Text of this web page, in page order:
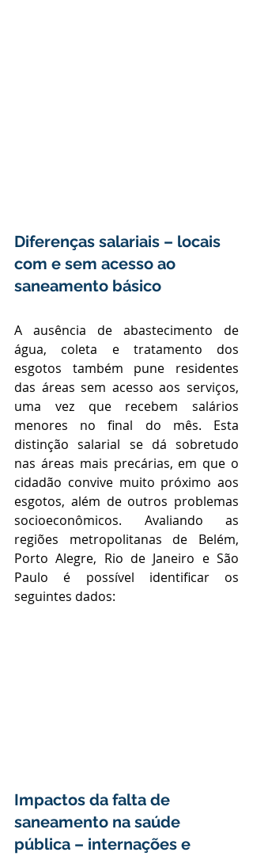
Diferenças salariais – locais
com e sem acesso ao
saneamento básico
A ausência de abastecimento de
água, coleta e tratamento dos
esgotos também pune residentes
das áreas sem acesso aos serviços,
uma vez que recebem salários
menores no final do mês. Esta
distinção salarial se dá sobretudo
nas áreas mais precárias, em que o
cidadão convive muito próximo aos
esgotos, além de outros problemas
socioeconômicos. Avaliando as
regiões metropolitanas de Belém,
Porto Alegre, Rio de Janeiro e São
Paulo é possível identificar os
seguintes dados:
Impactos da falta de
saneamento na saúde
pública – internações e